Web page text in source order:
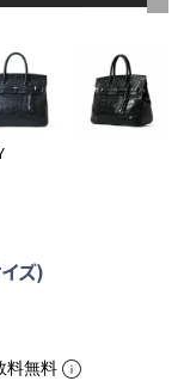
ズ)
料無料